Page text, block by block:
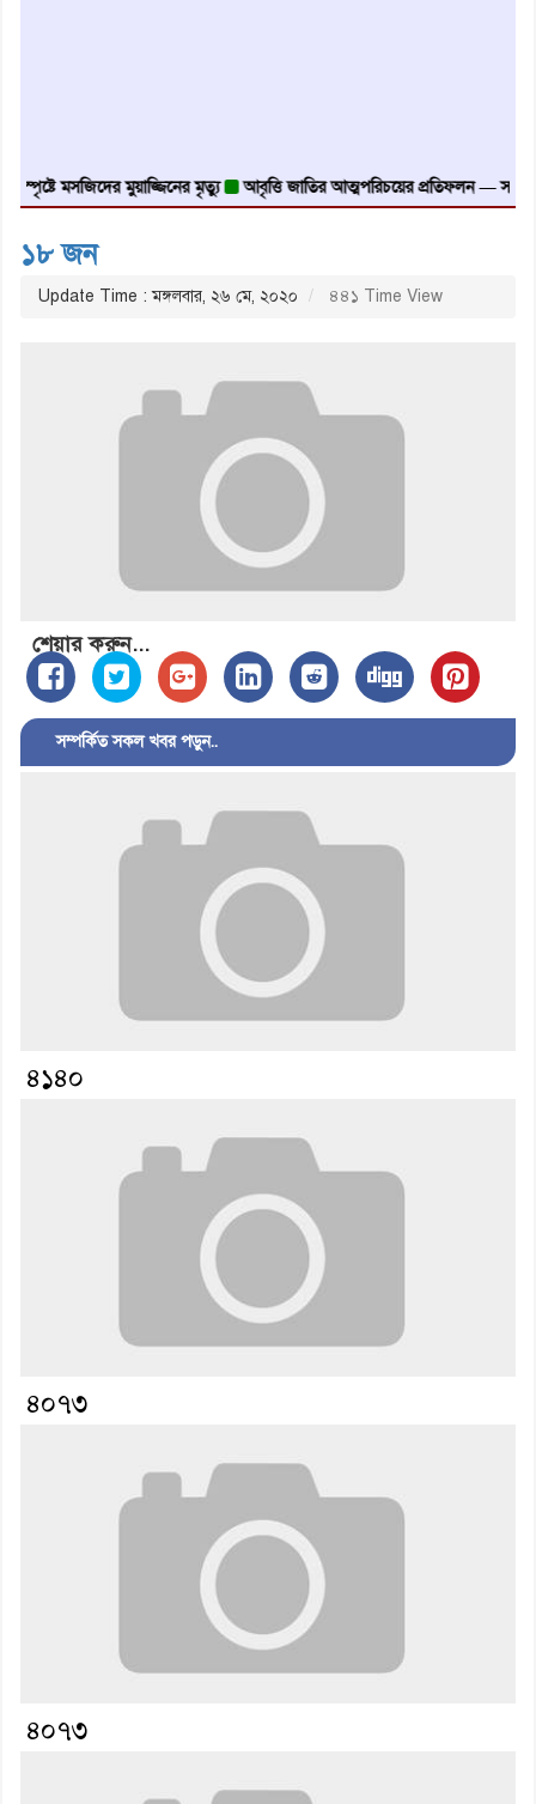
মসজিদের মুয়াজ্জিনের মৃত্যু আবৃত্তি জাতির আত্মপরিচয়ের প্রতিফলন — সংস্কৃতি
১৮ জন
Update Time : মঙ্গলবার, ২৬ মে, ২০২০ ৪৪১ Time View
শেয়ার করুন...
সম্পর্কিত সকল খবর পড়ুন..
৪১৪০
৪০৭৩
৪০৭৩